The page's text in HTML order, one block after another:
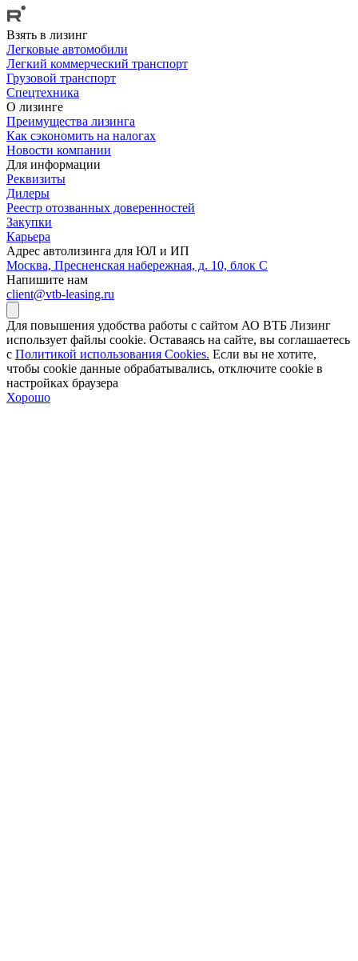
Взять в лизинг
Легковые автомобили
Легкий коммерческий транспорт
Грузовой транспорт
Спецтехника
О лизинге
Преимущества лизинга
Как сэкономить на налогах
Новости компании
Для информации
Реквизиты
Дилеры
Реестр отозванных доверенностей
Закупки
Карьера
Адрес автолизинга для ЮЛ и ИП
Москва, Пресненская набережная, д. 10, блок С
Напишите нам
client@vtb-leasing.ru
Для повышения удобства работы с сайтом АО ВТБ Лизинг
использует файлы cookie. Оставаясь на сайте, вы соглашаетесь
с Политикой использования Cookies. Если вы не хотите,
чтобы сookie данные обрабатывались, отключите cookie в
настройках браузера
Хорошо